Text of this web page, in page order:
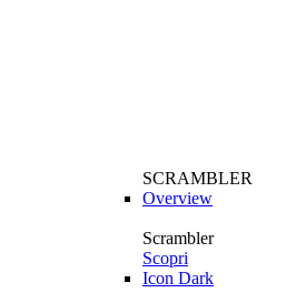
SCRAMBLER
Overview
Scrambler
Scopri
Icon Dark